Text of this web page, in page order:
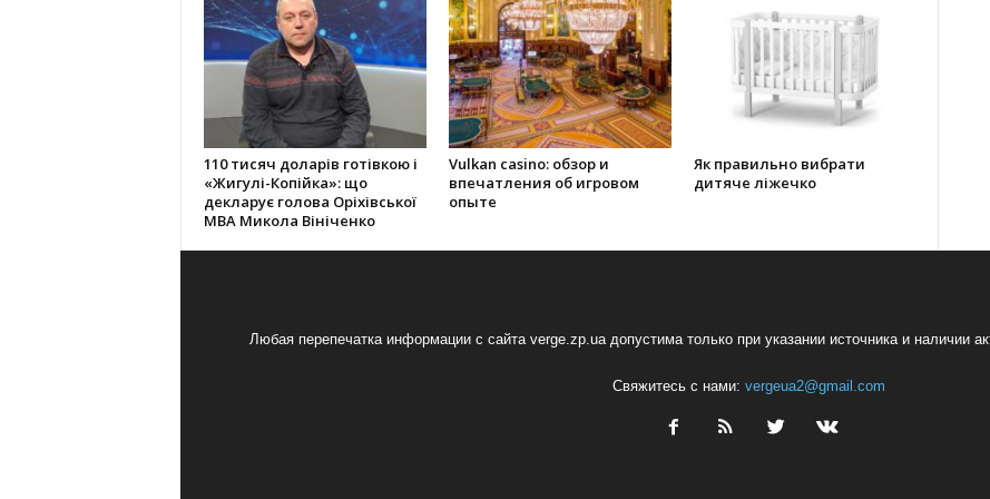
110 тисяч доларів готівкою і
«Жигулі-Копійка»: що
декларує голова Оріхівської
МВА Микола Вініченко
Vulkan casino: обзор и
впечатления об игровом
опыте
Як правильно вибрати
дитяче ліжечко
Любая перепечатка информации с сайта verge.zp.ua допустима только при указании источника и наличии
Свяжитесь с нами: vergeua2@gmail.com